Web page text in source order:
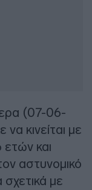
(07-06-
κινείται με
ετών και
αστυνομικό
με